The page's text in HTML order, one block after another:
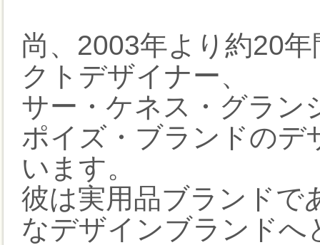
尚、2003年より約20
クトデザイナー、
サー・ケネス・グラン
ポイズ・ブランドのデ
います。
彼は実用品ブランドで
なデザインブランドへ